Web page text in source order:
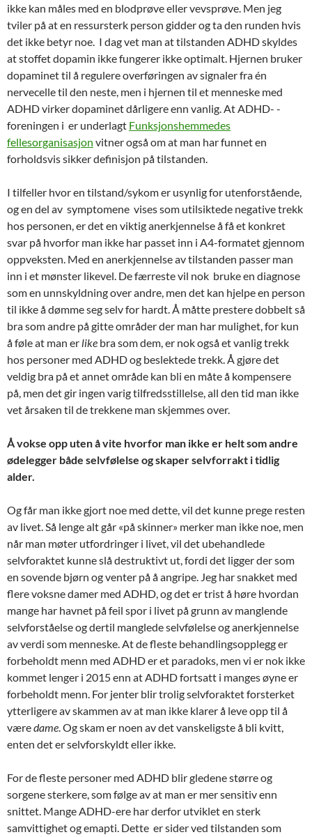
ikke kan måles med en blodprøve eller vevsprøve. Men jeg
tviler på at en ressursterk person gidder og ta den runden hvis
det ikke betyr noe. I dag vet man at tilstanden ADHD skyldes
at stoffet dopamin ikke fungerer ikke optimalt. Hjernen bruker
dopaminet til å regulere overføringen av signaler fra én
nervecelle til den neste, men i hjernen til et menneske med
ADHD virker dopaminet dårligere enn vanlig. At ADHD- -
foreningen i er underlagt Funksjonshemmedes
fellesorganisasjon vitner også om at man har funnet en
forholdsvis sikker definisjon på tilstanden.
I tilfeller hvor en tilstand/sykom er usynlig for utenforstående,
og en del av symptomene vises som utilsiktede negative trekk
hos personen, er det en viktig anerkjennelse å få et konkret
svar på hvorfor man ikke har passet inn i A4-formatet gjennom
oppveksten. Med en anerkjennelse av tilstanden passer man
inn i et mønster likevel. De færreste vil nok bruke en diagnose
som en unnskyldning over andre, men det kan hjelpe en person
til ikke å dømme seg selv for hardt. Å måtte prestere dobbelt så
bra som andre på gitte områder der man har mulighet, for kun
å føle at man er like bra som dem, er nok også et vanlig trekk
hos personer med ADHD og beslektede trekk. Å gjøre det
veldig bra på et annet område kan bli en måte å kompensere
på, men det gir ingen varig tilfredsstillelse, all den tid man ikke
vet årsaken til de trekkene man skjemmes over.
Å vokse opp uten å vite hvorfor man ikke er helt som andre
ødelegger både selvfølelse og skaper selvforrakt i tidlig
alder.
Og får man ikke gjort noe med dette, vil det kunne prege resten
av livet. Så lenge alt går «på skinner» merker man ikke noe, men
når man møter utfordringer i livet, vil det ubehandlede
selvforaktet kunne slå destruktivt ut, fordi det ligger der som
en sovende bjørn og venter på å angripe. Jeg har snakket med
flere voksne damer med ADHD, og det er trist å høre hvordan
mange har havnet på feil spor i livet på grunn av manglende
selvforståelse og dertil manglede selvfølelse og anerkjennelse
av verdi som menneske. At de fleste behandlingsopplegg er
forbeholdt menn med ADHD er et paradoks, men vi er nok ikke
kommet lenger i 2015 enn at ADHD fortsatt i manges øyne er
forbeholdt menn. For jenter blir trolig selvforaktet forsterket
ytterligere av skammen av at man ikke klarer å leve opp til å
væredame. Og skam er noen av det vanskeligste å bli kvitt,
enten det er selvforskyldt eller ikke.
For de fleste personer med ADHD blir gledene større og
sorgene sterkere, som følge av at man er mer sensitiv enn
snittet. Mange ADHD-ere har derfor utviklet en sterk
samvittighet og emapti. Dette er sider ved tilstanden som